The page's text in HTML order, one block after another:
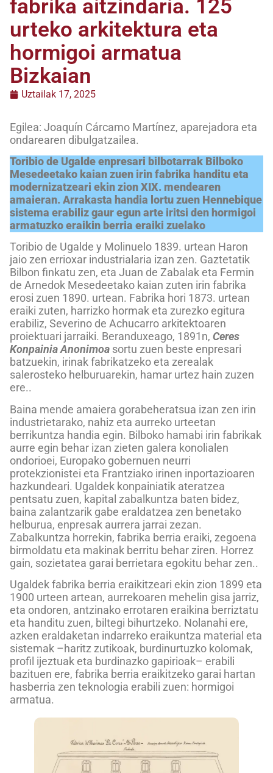
fabrika aitzindaria. 125
urteko arkitektura eta
hormigoi armatua
Bizkaian
Uztailak 17, 2025
Egilea: Joaquín Cárcamo Martínez, aparejadora eta
ondarearen dibulgatzailea.
Toribio de Ugalde enpresari bilbotarrak Bilboko
Mesedeetako kaian zuen irin fabrika handitu eta
modernizatzeari ekin zion XIX. mendearen
amaieran. Arrakasta handia lortu zuen Hennebique
sistema erabiliz gaur egun arte iritsi den hormigoi
armatuzko eraikin berria eraiki zuelako
Toribio de Ugalde y Molinuelo 1839. urtean Haron
jaio zen errioxar industrialaria izan zen. Gaztetatik
Bilbon finkatu zen, eta Juan de Zabalak eta Fermin
de Arnedok Mesedeetako kaian zuten irin fabrika
erosi zuen 1890. urtean. Fabrika hori 1873. urtean
eraiki zuten, harrizko hormak eta zurezko egitura
erabiliz, Severino de Achucarro arkitektoaren
proiektuari jarraiki. Beranduxeago, 1891n, Ceres
Konpainia Anonimoa sortu zuen beste enpresari
batzuekin, irinak fabrikatzeko eta zerealak
salerosteko helburuarekin, hamar urtez hain zuzen
ere..
Baina mende amaiera gorabeheratsua izan zen irin
industrietarako, nahiz eta aurreko urteetan
berrikuntza handia egin. Bilboko hamabi irin fabrikak
aurre egin behar izan zieten galera konolialen
ondorioei, Europako gobernuen neurri
protekzionistei eta Frantziako irinen inportazioaren
hazkundeari. Ugaldek konpainiatik ateratzea
pentsatu zuen, kapital zabalkuntza baten bidez,
baina zalantzarik gabe eraldatzea zen benetako
helburua, enpresak aurrera jarrai zezan.
Zabalkuntza horrekin, fabrika berria eraiki, zegoena
birmoldatu eta makinak berritu behar ziren. Horrez
gain, sozietatea garai berrietara egokitu behar zen..
Ugaldek fabrika berria eraikitzeari ekin zion 1899 eta
1900 urteen artean, aurrekoaren mehelin gisa jarriz,
eta ondoren, antzinako errotaren eraikina berriztatu
eta handitu zuen, biltegi bihurtzeko. Nolanahi ere,
azken eraldaketan indarreko eraikuntza material eta
sistemak –haritz zutikoak, burdinurtuzko kolomak,
profil ijeztuak eta burdinazko gapirioak– erabili
bazituen ere, fabrika berria eraikitzeko garai hartan
hasberria zen teknologia erabili zuen: hormigoi
armatua.